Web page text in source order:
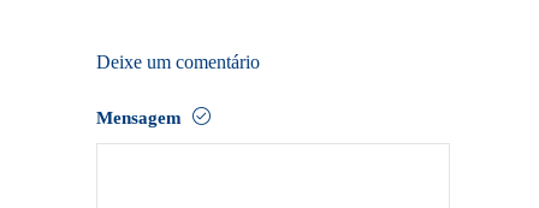
Deixe um comentário
Mensagem